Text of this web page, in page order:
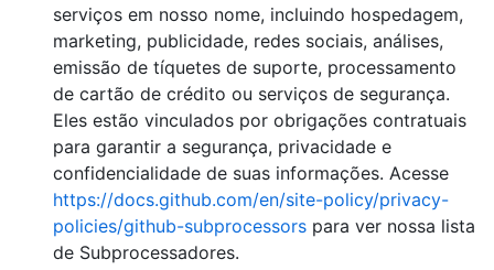
serviços em nosso nome, incluindo hospedagem,
marketing, publicidade, redes sociais, análises,
emissão de tíquetes de suporte, processamento
de cartão de crédito ou serviços de segurança.
Eles estão vinculados por obrigações contratuais
para garantir a segurança, privacidade e
confidencialidade de suas informações. Acesse
https://docs.github.com/en/site-policy/privacy-
policies/github-subprocessors para ver nossa lista
de Subprocessadores.